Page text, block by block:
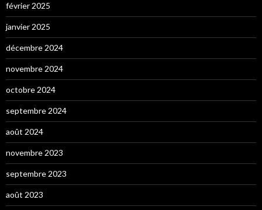
février 2025
janvier 2025
décembre 2024
novembre 2024
octobre 2024
septembre 2024
août 2024
novembre 2023
septembre 2023
août 2023